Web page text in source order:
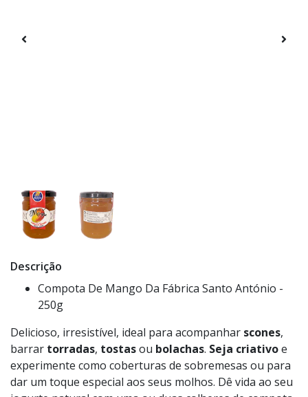
Descrição
Compota De Mango Da Fábrica Santo António -
250g
Delicioso, irresistível, ideal para acompanhar scones,
barrar torradas, tostasou bolachas. Seja criativoe
experimente como coberturas de sobremesas ou para
dar um toque especial aos seus molhos. Dê vida ao seu